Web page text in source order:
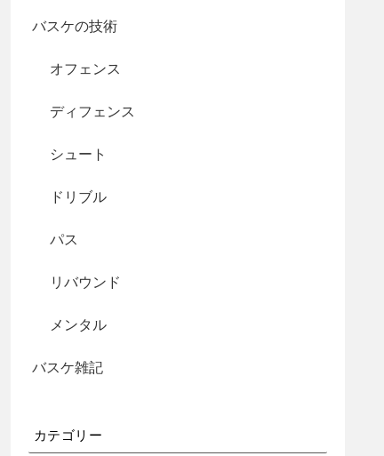
バスケの技術
オフェンス
ディフェンス
シュート
ドリブル
パス
リバウンド
メンタル
バスケ雑記
カテゴリー